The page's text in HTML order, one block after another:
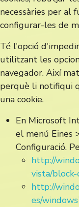
necessàries per al
configurar-les de
Té l'opció
utilitzant les
navegador. Així
perquè li notifiqui
una cookie.
En Microsoft
el menú Eines
Configuració.
http://
vista/
http://
es/